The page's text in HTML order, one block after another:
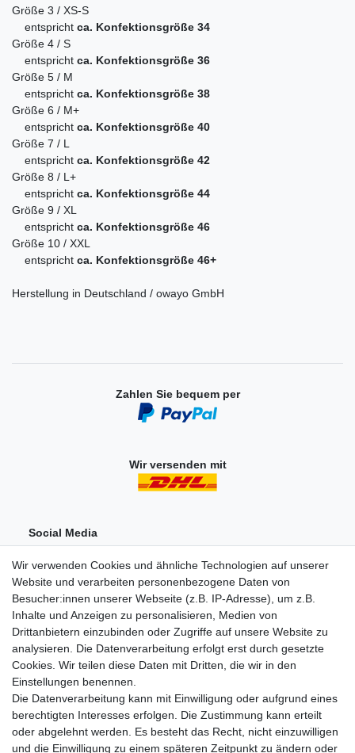
Größe 3 / XS-S
entspricht ca. Konfektionsgröße 34
Größe 4 / S
entspricht ca. Konfektionsgröße 36
Größe 5 / M
entspricht ca. Konfektionsgröße 38
Größe 6 / M+
entspricht ca. Konfektionsgröße 40
Größe 7 / L
entspricht ca. Konfektionsgröße 42
Größe 8 / L+
entspricht ca. Konfektionsgröße 44
Größe 9 / XL
entspricht ca. Konfektionsgröße 46
Größe 10 / XXL
entspricht ca. Konfektionsgröße 46+
Herstellung in Deutschland / owayo GmbH
Zahlen Sie bequem per
Wir versenden mit
Social Media
Einkaufen
Zahlungsarten
Versandarten & -kosten
Widerrufsrecht
Wir verwenden Cookies und ähnliche Technologien auf unserer
Website und verarbeiten personenbezogene Daten von
Besucher:innen unserer Webseite (z.B. IP-Adresse), um z.B.
Inhalte und Anzeigen zu personalisieren, Medien von
Drittanbietern einzubinden oder Zugriffe auf unsere Website zu
analysieren. Die Datenverarbeitung erfolgt erst durch gesetzte
Cookies. Wir teilen diese Daten mit Dritten, die wir in den
Einstellungen benennen.
Die Datenverarbeitung kann mit Einwilligung oder aufgrund eines
berechtigten Interesses erfolgen. Die Zustimmung kann erteilt
oder abgelehnt werden. Es besteht das Recht, nicht einzuwilligen
und die Einwilligung zu einem späteren Zeitpunkt zu ändern oder